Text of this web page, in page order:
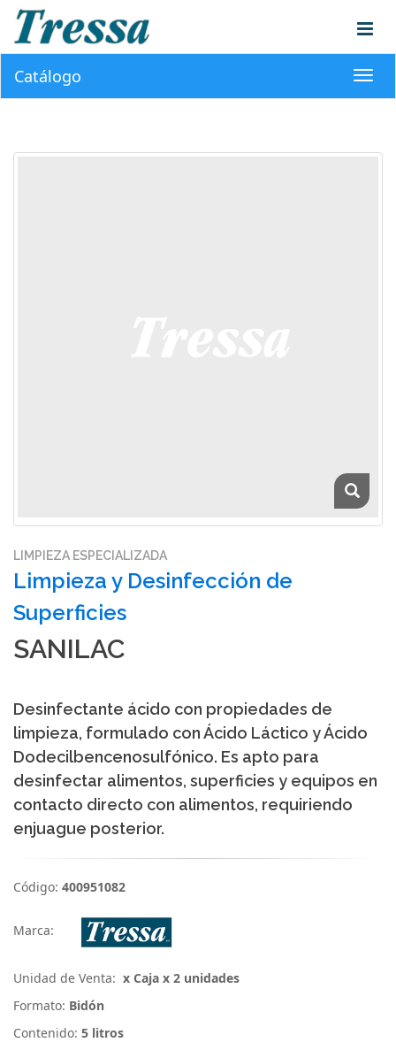
Catálogo
LIMPIEZA ESPECIALIZADA
Limpieza y Desinfección de
Superficies
SANILAC
Desinfectante ácido con propiedades de
limpieza, formulado con Ácido Láctico y Ácido
Dodecilbencenosulfónico. Es apto para
desinfectar alimentos, superficies y equipos en
contacto directo con alimentos, requiriendo
enjuague posterior.
Código: 400951082
Marca:
Unidad de Venta: x Caja x 2 unidades
Formato: Bidón
Contenido: 5 litros